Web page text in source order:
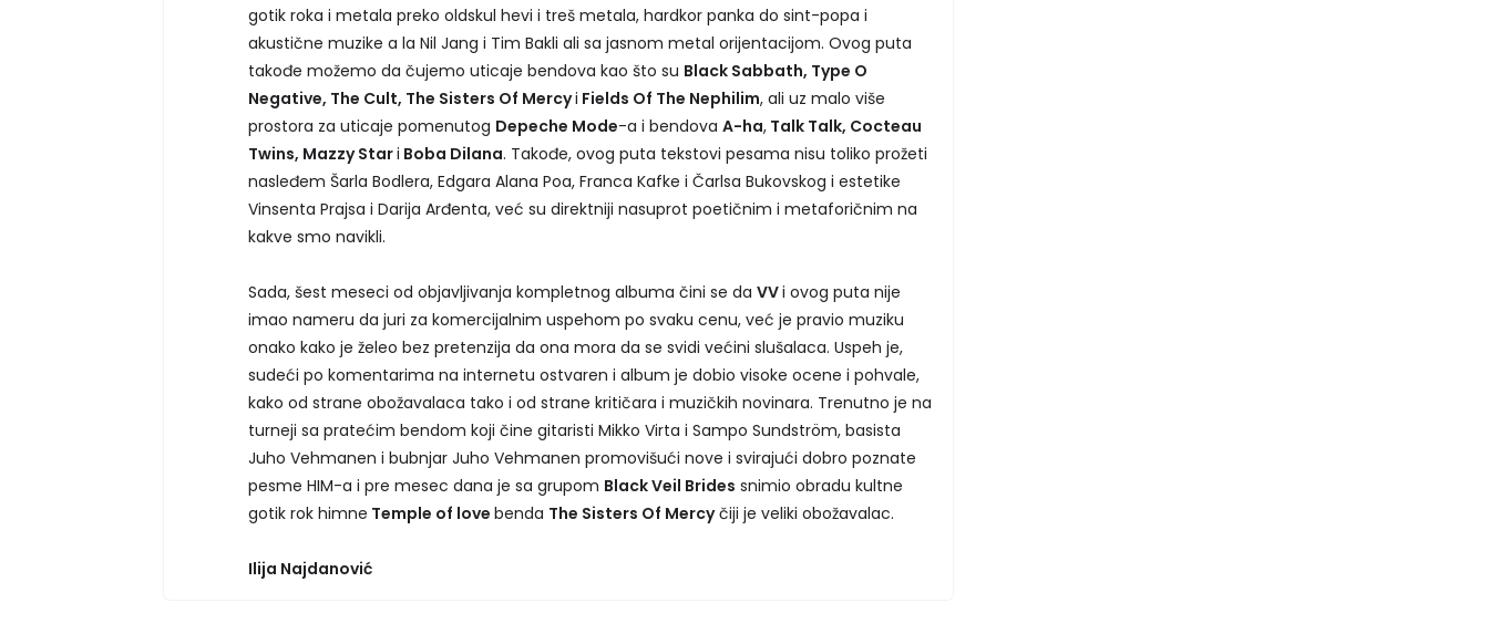
gotik roka i metala preko oldskul hevi i treš metala, hardkor panka do sint-popa i
akustične muzike a la Nil Jang i Tim Bakli ali sa jasnom metal orijentacijom. Ovog puta
takođe možemo da čujemo uticaje bendova kao što su Black Sabbath, Type O
Negative, The Cult, The Sisters Of Mercyi Fields Of The Nephilim, ali uz malo više
prostora za uticaje pomenutog Depeche Mode-a i bendova A-ha, Talk Talk, Cocteau
Twins, Mazzy Stari Boba Dilana. Takođe, ovog puta tekstovi pesama nisu toliko prožeti
nasleđem Šarla Bodlera, Edgara Alana Poa, Franca Kafke i Čarlsa Bukovskog i estetike
Vinsenta Prajsa i Darija Arđenta, već su direktniji nasuprot poetičnim i metaforičnim na
kakve smo navikli.
Sada, šest meseci od objavljivanja kompletnog albuma čini se da VVi ovog puta nije
imao nameru da juri za komercijalnim uspehom po svaku cenu, već je pravio muziku
onako kako je želeo bez pretenzija da ona mora da se svidi većini slušalaca. Uspeh je,
sudeći po komentarima na internetu ostvaren i album je dobio visoke ocene i pohvale,
kako od strane obožavalaca tako i od strane kritičara i muzičkih novinara. Trenutno je na
turneji sa pratećim bendom koji čine gitaristi Mikko Virta i Sampo Sundström, basista
Juho Vehmanen i bubnjar Juho Vehmanen promovišući nove i svirajući dobro poznate
pesme HIM-a i pre mesec dana je sa grupom Black Veil Brides snimio obradu kultne
gotik rok himne Temple of love benda The Sisters Of Mercyčiji je veliki obožavalac.
Ilija Najdanović